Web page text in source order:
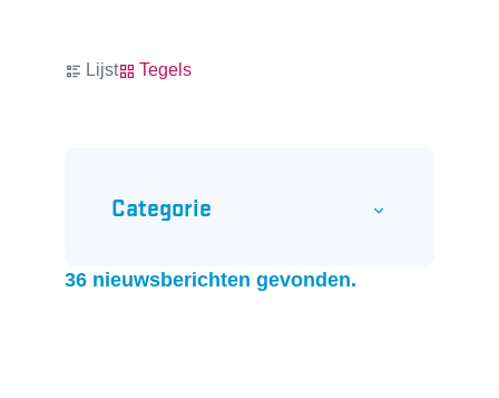
Lijst
Tegels
Filter op
Categorie
36 nieuwsberichten gevonden.